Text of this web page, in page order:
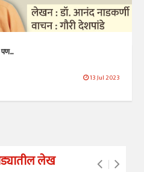
13 Jul 2023
लेख